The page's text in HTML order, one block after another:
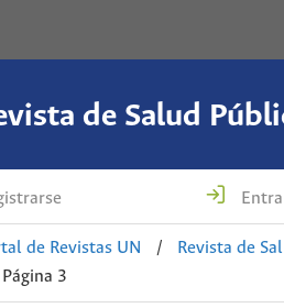
de Salud
de Revistas UN /
Revista de
3